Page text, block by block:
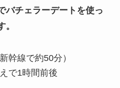
バチェラーデートを使っ
幹線で約50分）
で1時間前後